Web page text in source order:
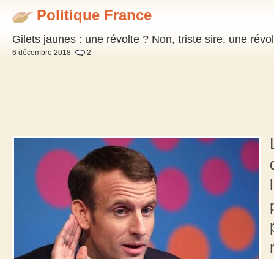
Politique France
Gilets jaunes : une révolte ? Non, triste sire, une
6 décembre 2018 2